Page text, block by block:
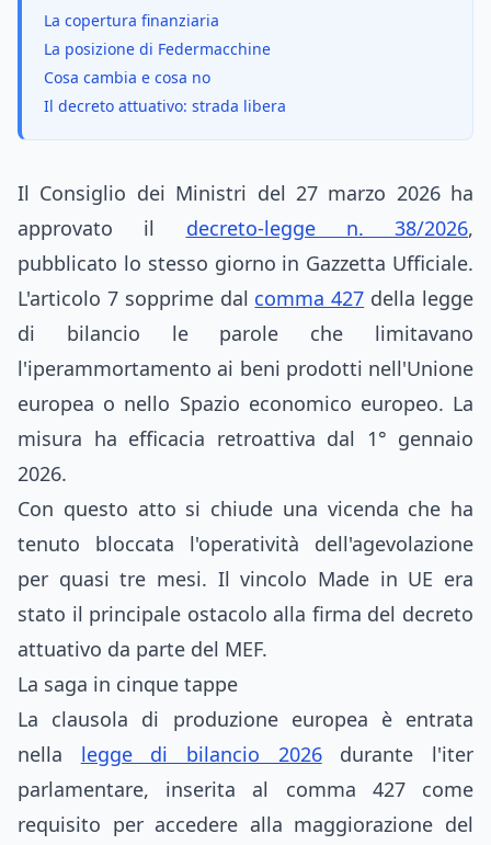
La copertura finanziaria
La posizione di Federmacchine
Cosa cambia e cosa no
Il decreto attuativo: strada libera
Il Consiglio dei Ministri del 27 marzo 2026 ha
approvato il decreto-legge n. 38/2026,
pubblicato lo stesso giorno in Gazzetta Ufficiale.
L'articolo 7 sopprime dal comma 427 della legge
di bilancio le parole che limitavano
l'iperammortamento ai beni prodotti nell'Unione
europea o nello Spazio economico europeo. La
misura ha efficacia retroattiva dal 1° gennaio
2026.
Con questo atto si chiude una vicenda che ha
tenuto bloccata l'operatività dell'agevolazione
per quasi tre mesi. Il vincolo Made in UE era
stato il principale ostacolo alla firma del decreto
attuativo da parte del MEF.
La saga in cinque tappe
La clausola di produzione europea è entrata
nella legge di bilancio 2026durante l'iter
parlamentare, inserita al comma 427 come
requisito per accedere alla maggiorazione del